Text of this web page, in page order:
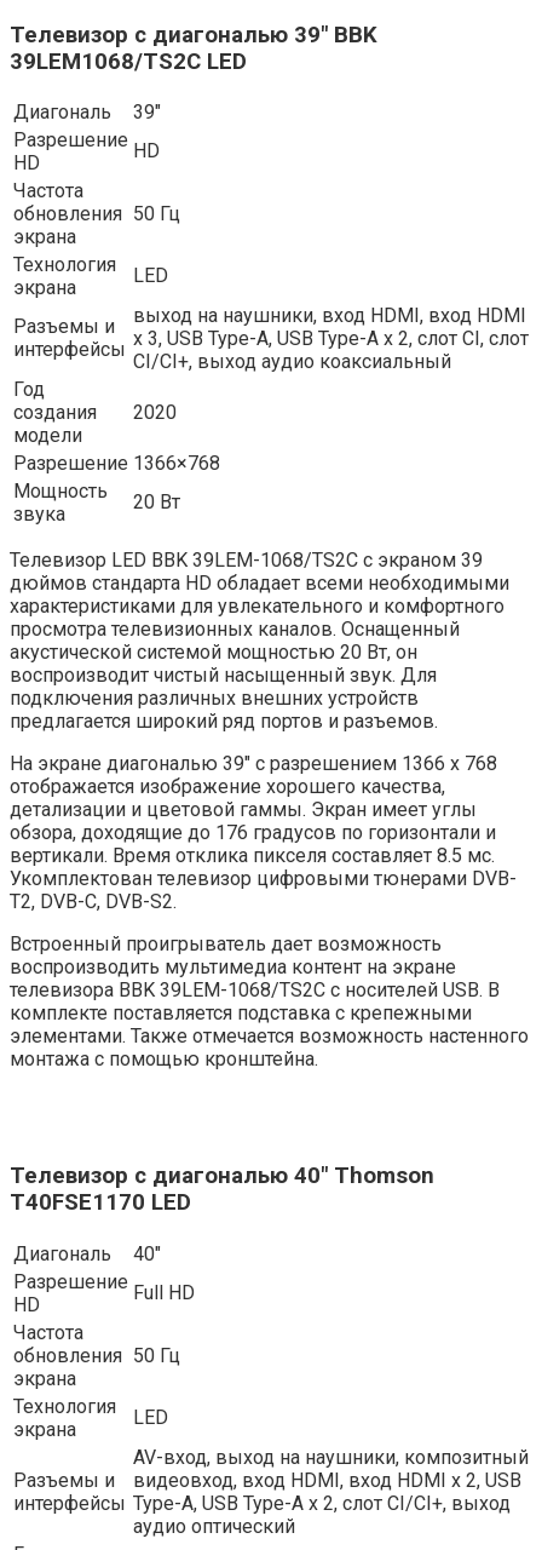
Телевизор с диагональю 39″ BBK
39LEM1068/TS2C LED
Диагональ
39″
Разрешение
HD
HD
Частота
обновления
экрана
50 Гц
Технология
экрана
LED
Разъемы и
интерфейсы
выход на наушники, вход HDMI, вход HDMI
x 3, USB Type-A, USB Type-A x 2, слот CI, слот
CI/CI+, выход аудио коаксиальный
Год
создания
модели
2020
Разрешение 1366×768
Мощность
звука
20 Вт
Телевизор LED BBK 39LEM-1068/TS2C с экраном 39
дюймов стандарта HD обладает всеми необходимыми
характеристиками для увлекательного и комфортного
просмотра телевизионных каналов. Оснащенный
акустической системой мощностью 20 Вт, он
воспроизводит чистый насыщенный звук. Для
подключения различных внешних устройств
предлагается широкий ряд портов и разъемов.
На экране диагональю 39″ с разрешением 1366 x 768
отображается изображение хорошего качества,
детализации и цветовой гаммы. Экран имеет углы
обзора, доходящие до 176 градусов по горизонтали и
вертикали. Время отклика пикселя составляет 8.5 мс.
Укомплектован телевизор цифровыми тюнерами DVB-
T2, DVB-C, DVB-S2.
Встроенный проигрыватель дает возможность
воспроизводить мультимедиа контент на экране
телевизора BBK 39LEM-1068/TS2C с носителей USB. В
комплекте поставляется подставка с крепежными
элементами. Также отмечается возможность настенного
монтажа с помощью кронштейна.
Телевизор с диагональю 40″ Thomson
T40FSE1170 LED
Диагональ
40″
Разрешение
HD
Full HD
Частота
обновления
экрана
50 Гц
Технология
экрана
LED
Разъемы и
интерфейсы
AV-вход, выход на наушники, композитный
видеовход, вход HDMI, вход HDMI x 2, USB
Type-A, USB Type-A x 2, слот CI/CI+, выход
аудио оптический